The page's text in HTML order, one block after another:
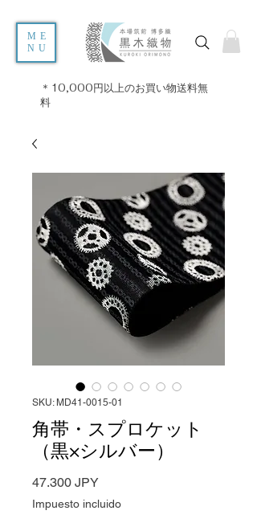
ME
NU
＊10,000円以上のお買い物送料無
料
SKU: MD41-0015-01
角帯・スプロケット
（黒×シルバー）
47.300 JPYPrecio
Impuesto incluido